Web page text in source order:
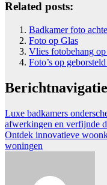
Related posts:
Badkamer foto
Foto op Glas
Vlies fotobehang op
Foto’s op
Berichtnavigatie
Luxe badkamers
afwerkingen en verfijnde
Ontdek innovatieve
woningen